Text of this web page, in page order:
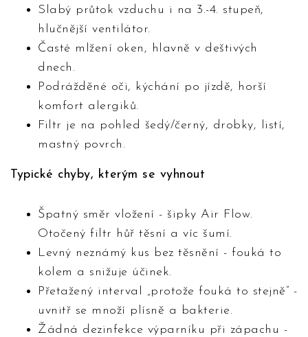
Slabý průtok vzduchu i na 3.-4. stupeň,
hlučnější ventilátor.
Časté mlžení oken, hlavně v deštivých
dnech.
Podrážděné oči, kýchání po jízdě, horší
komfort alergiků.
Filtr je na pohled šedý/černý, drobky, listí,
mastný povrch.
Typické chyby, kterým se vyhnout
Špatný směr vložení - šipky Air Flow.
Otočený filtr hůř těsní a víc šumí.
Levný neznámý kus bez těsnění - fouká to
kolem a snižuje účinek.
Přetažený interval „protože fouká to stejně” -
uvnitř se množí plísně a bakterie.
Žádná dezinfekce výparníku při zápachu -